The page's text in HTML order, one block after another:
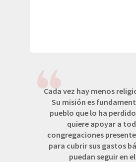
Cada vez hay menos
Su misión es
pueblo que lo ha
quiere apoyar a
congregaciones
para cubrir sus gastos
puedan seguir en